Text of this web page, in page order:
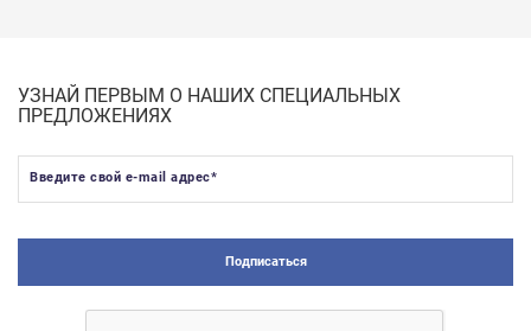
УЗНАЙ ПЕРВЫМ О НАШИХ СПЕЦИАЛЬНЫХ
ПРЕДЛОЖЕНИЯХ
Введите свой e-mail адрес*
Подписаться